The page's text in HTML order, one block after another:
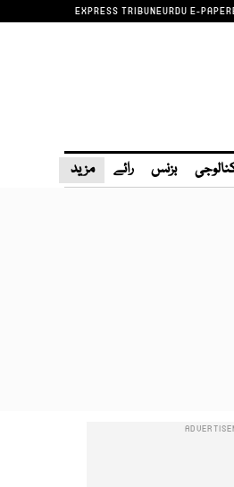
EXPRESS TRIBUNEURDU E-PAPER
بزنس رائے مزید